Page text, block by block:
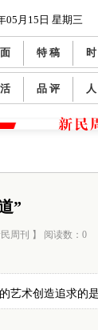
05月15日 星期三
特 稿
品 评
”
周刊 】 阅读数： 0
艺术创造追求的